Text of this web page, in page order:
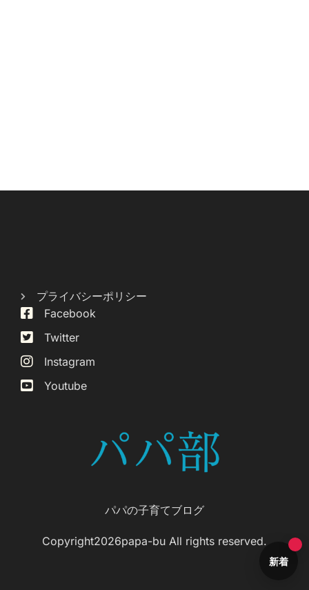
プライバシーポリシー
Facebook
Twitter
Instagram
Youtube
パパの子育てブログ
Copyright2026papa-bu All rights reserved.
新着